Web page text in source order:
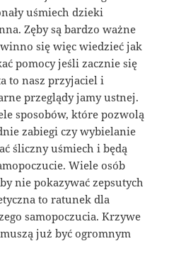
uśmiech dzieki
Zęby są bardzo ważne
się więc wiedzieć jak
pomocy jeśli zacznie się
to nasz przyjaciel i
przeglądy jamy ustnej.
sposobów, które pozwolą
zabiegi czy wybielanie
śliczny uśmiech i będą
Wiele osób
nie pokazywać zepsutych
to ratunek dla
samopoczucia. Krzywe
już być ogromnym